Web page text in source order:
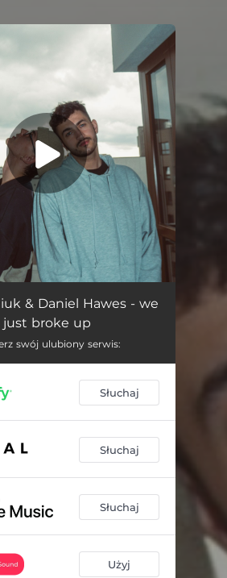
set!
Up 03:42
& Daniel Hawes - we
just broke up
swój ulubiony serwis:
Słuchaj
Słuchaj
Słuchaj
Użyj